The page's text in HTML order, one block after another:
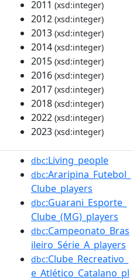
2011 (xsd:integer)
2012 (xsd:integer)
2013 (xsd:integer)
2014 (xsd:integer)
2015 (xsd:integer)
2016 (xsd:integer)
2017 (xsd:integer)
2018 (xsd:integer)
2022 (xsd:integer)
2023 (xsd:integer)
dbc:Living_people
dbc:Araripina_Futebol_
Clube_players
dbc:Guarani_Esporte_
Clube_(MG)_players
dbc:Campeonato_Bras
ileiro_Série_A_players
dbc:Clube_Recreativo_
e_Atlético_Catalano_pl